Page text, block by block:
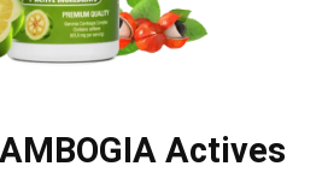
Actives